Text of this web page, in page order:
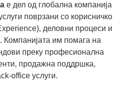
е дел од глобална компанија
поврзани со корисничко
деловни процеси и
Компанијата им помага на
преку професионална
продажна поддршка,
office услуги.